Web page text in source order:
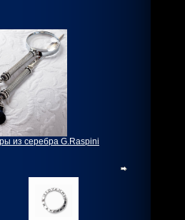
из серебра G.Raspini